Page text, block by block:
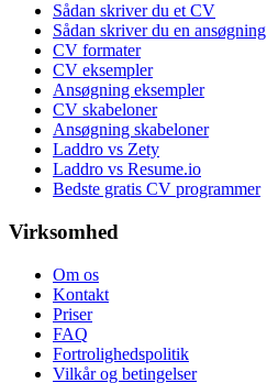
Sådan skriver du et CV
Sådan skriver du en ansøgning
CV formater
CV eksempler
Ansøgning eksempler
CV skabeloner
Ansøgning skabeloner
Laddro vs Zety
Laddro vs Resume.io
Bedste gratis CV programmer
Virksomhed
Om os
Kontakt
Priser
FAQ
Fortrolighedspolitik
Vilkår og betingelser